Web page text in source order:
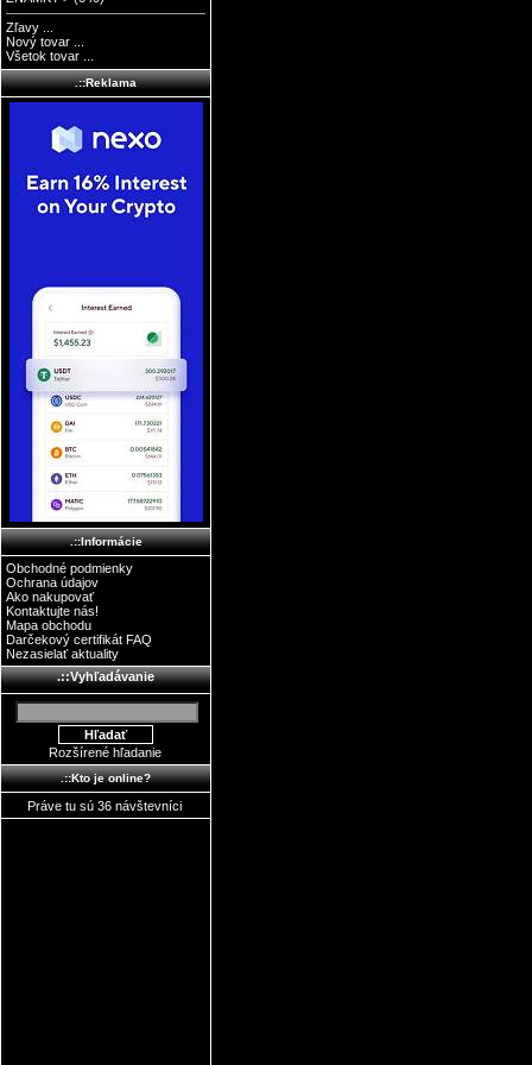
Zľavy ...
Nový tovar ...
Všetok tovar ...
.::Reklama
.::Informácie
Obchodné podmienky
Ochrana údajov
Ako nakupovať
Kontaktujte nás!
Mapa obchodu
Darčekový certifikát FAQ
Nezasielať aktuality
.::Vyhľadávanie
Rozšírené hľadanie
.::Kto je online?
Práve tu sú 36 návštevníci